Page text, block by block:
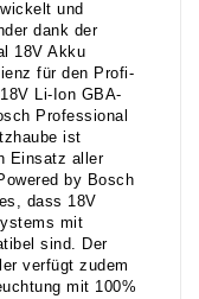
und
dank der
18V Akku
für den Profi-
Li-Ion GBA-
Professional
ist
Einsatz aller
by Bosch
dass 18V
mit
sind. Der
verfügt zudem
mit 100%